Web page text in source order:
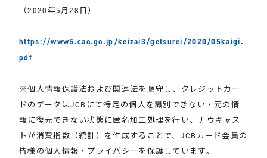
（2020年5月28日）
https://www5.cao.go.jp/keizai3/getsurei/2020/05kaigi.
pdf
※個人情報保護法および関連法を順守し、クレジットカー
ドのデータはJCBにて特定の個人を識別できない・元の情
報に復元できない状態に匿名加工処理を行い、ナウキャス
トが消費指数（統計）を作成することで、JCBカード会員の
皆様の個人情報・プライバシーを保護しています。